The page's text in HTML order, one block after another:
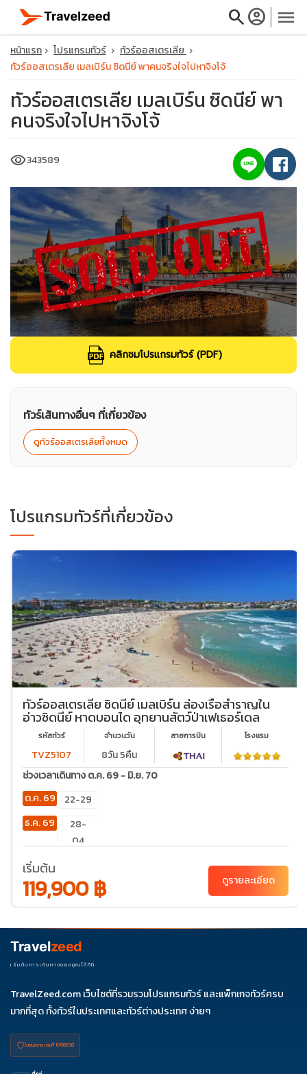
searchaccount_circle menu
travel_explore
calendar_month
search
หน้าแรก โปรแกรมทัวร์
ทัวร์ออสเตรเลีย
ทัวร์ออสเตรเลีย เมลเบิร์น ซิดนีย์ พาคนจริงใจไปหาจิงโจ้
ทัวร์ออสเตรเลีย เมลเบิร์น ซิดนีย์ พา
คนจริงใจไปหาจิงโจ้
visibility343589
คลิกชมโปรแกรมทัวร์ (PDF)
ทัวร์เส้นทางอื่นๆ ที่เกี่ยวข้อง
ดูทัวร์ออสเตรเลียทั้งหมด
โปรแกรมทัวร์ที่เกี่ยวข้อง
ทัวร์ออสเตรเลีย ซิดนีย์ เมลเบิร์น ล่องเรือสำราญใน
อ่าวซิดนีย์ หาดบอนได อุทยานสัตว์ป่าเฟเธอร์เดล
รหัสทัวร์
TVZ5107
จำนวนวัน
8วัน 5คืน
สายการบิน โรงเเรม
ช่วงเวลาเดินทาง ต.ค. 69 - มิ.ย. 70
ต.ค. 69
22-29
ธ.ค. 69
28-
04
ก.พ. 70
มี.ค. 70
16-23
พ.ค. 70
01-08
เริ่มต้น
119,900 ฿ ดูรายละเอียด
Travelzeed
เริ่มต้นการเดินทางของคุณได้ที่นี่
TravelZeed.com เว็บไซต์ที่รวมรวมโปรแกรมทัวร์ และแพ็กเกจทัวร์ครบ
มากที่สุด ทั้งทัวร์ในประเทศและทัวร์ต่างประเทศ ง่ายๆ
ใบอนุญาต เลขที่ 11/08038